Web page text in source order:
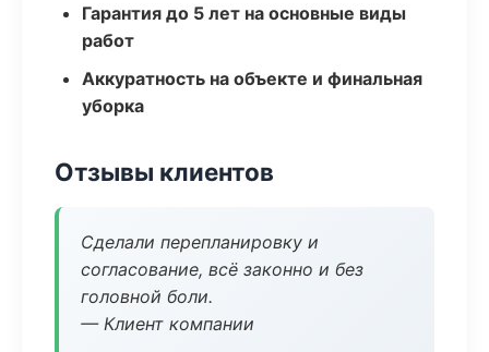
Гарантия до 5 лет на основные виды
работ
Аккуратность на объекте и финальная
уборка
Отзывы клиентов
Сделали перепланировку и
согласование, всё законно и без
головной боли.
— Клиент компании